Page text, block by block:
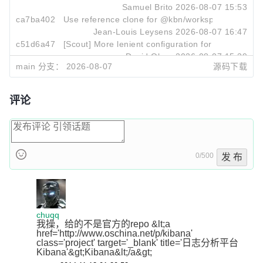
Samuel Brito 2026-08-07 15:53
ca7ba402
Use reference clone for @kbn/workspaces base
Jean-Louis Leysens 2026-08-07 16:47
c51d6a47
[Scout] More lenient configuration for validated
David Olaru 2026-08-07 15:39
main 分支：
2026-08-07 源码下载
评论
0/500 发 布
chuqq
我操，给的不是官方的repo &lt;a
href='http://www.oschina.net/p/kibana'
class='project' target='_blank' title='日志分析平台
Kibana'&gt;Kibana&lt;/a&gt;